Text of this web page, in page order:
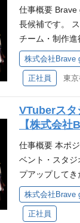
メンバー育成
『世界に、日
的な貢献意欲
い方 自身の仕
だわれる方 互
運営する
イベント当日の
お客様に「最
高めることが
すことも可能で
MMD制作や
などの3DCG制
経験 ・モーシ
ーパス『世界に
方 ・自発的な
を実感したい
まで品質にこ
いて 配属とな
C」等が実施
ラインライブ
とができる ・
ターが魅力的
来的にチーム
任者を目指すこ
仕事概要 Brave
長候補です。
チーム・制作
業務内容 ・ス
育 ・予算・人
要件 ・10名以
上記とあわせ
業や急成長環
を運営するIT
経験とスキル
メント経験 ・
術に対する高
し、新しい事
に責任を持ち
株式会社Brave
正社員 東
VTuberスタ
【株式会社
仕事概要 本ポ
ベント・スタ
プアップして
し、その成長
体的な業務内容
行できる環境
株式会社Brave
正社員